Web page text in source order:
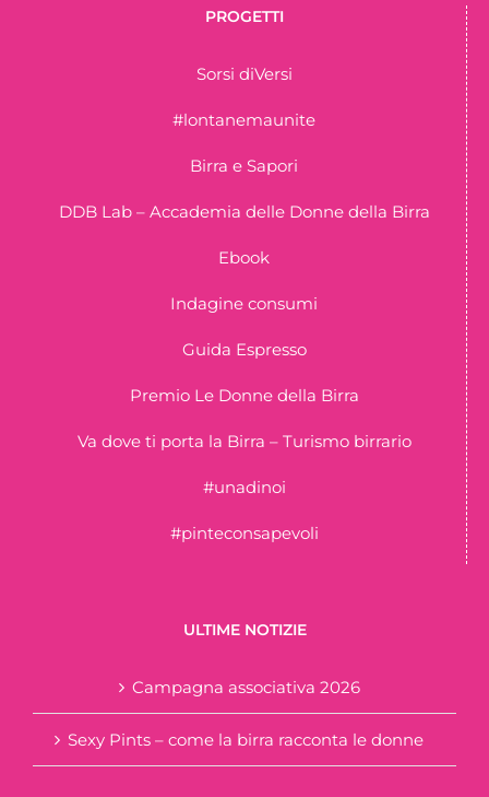
PROGETTI
Sorsi diVersi
#lontanemaunite
Birra e Sapori
DDB Lab – Accademia delle Donne della Birra
Ebook
Indagine consumi
Guida Espresso
Premio Le Donne della Birra
Va dove ti porta la Birra – Turismo birrario
#unadinoi
#pinteconsapevoli
ULTIME NOTIZIE
Campagna associativa 2026
Sexy Pints – come la birra racconta le donne